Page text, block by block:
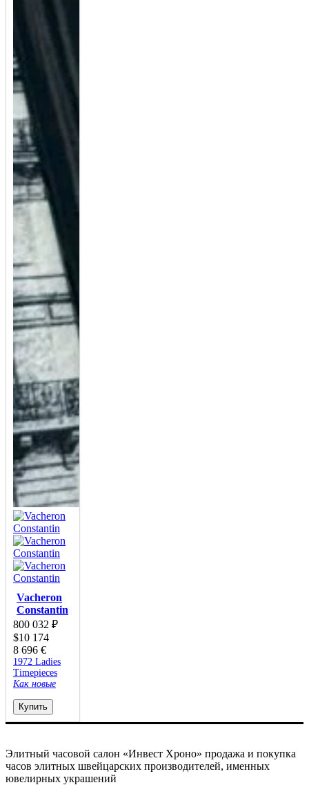
Vacheron
Constantin
800 032 ₽
$10 174
8 696 €
1972 Ladies
Timepieces
Как новые
Купить
Элитный часовой салон «Инвест Хроно» продажа и покупка
часов элитных швейцарских производителей, именных
ювелирных украшений